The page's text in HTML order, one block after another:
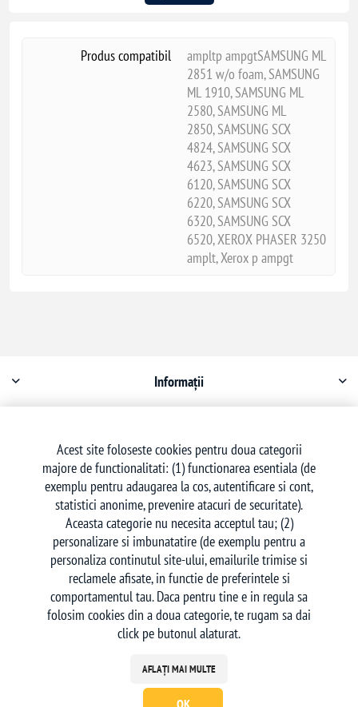
Produs compatibil
ampltp ampgtSAMSUNG ML
2851 w/o foam, SAMSUNG
ML 1910, SAMSUNG ML
2580, SAMSUNG ML
2850, SAMSUNG SCX
4824, SAMSUNG SCX
4623, SAMSUNG SCX
6120, SAMSUNG SCX
6220, SAMSUNG SCX
6320, SAMSUNG SCX
6520, XEROX PHASER 3250
amplt, Xerox p ampgt
Informații
Serviciu clienți
Urmăriți-ne
Acest site foloseste cookies pentru doua categorii
majore de functionalitati: (1) functionarea esentiala (de
exemplu pentru adaugarea la cos, autentificare si cont,
statistici anonime, prevenire atacuri de securitate).
Aceasta categorie nu necesita acceptul tau; (2)
personalizare si imbunatatire (de exemplu pentru a
personaliza continutul site-ului, emailurile trimise si
reclamele afisate, in functie de preferintele si
comportamentul tau. Daca pentru tine e in regula sa
folosim cookies din a doua categorie, te rugam sa dai
click pe butonul alaturat.
AFLAȚI MAI MULTE
OK